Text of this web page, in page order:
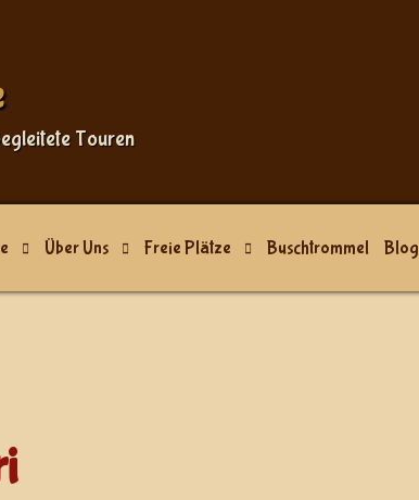
Touren
Über Uns Freie Plätze Buschtrommel Blog